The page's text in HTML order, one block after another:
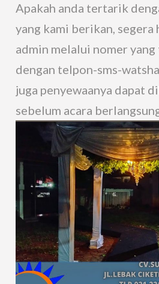
Apakah anda tertarik
yang kami berikan, segera
admin melalui nomer
dengan telpon-sms-
juga penyewaanya dapat
sebelum acara